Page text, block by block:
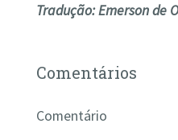
Tradução: Emerson de
Comentários
Comentário